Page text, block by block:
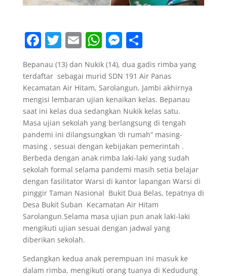
F
c
e
b
o
o
k
T
w
itt
er
E
m
ai
l
W
h
at
s
A
p
p
M
e
ss
e
n
g
er
S
h
ar
e
Bepanau (13) dan Nukik (14), dua gadis rimba yang
terdaftar sebagai murid SDN 191 Air Panas
Kecamatan Air Hitam, Sarolangun, Jambi akhirnya
mengisi lembaran ujian kenaikan kelas. Bepanau
saat ini kelas dua sedangkan Nukik kelas satu.
Masa ujian sekolah yang berlangsung di tengah
pandemi ini dilangsungkan ‘di rumah” masing-
masing , sesuai dengan kebijakan pemerintah .
Berbeda dengan anak rimba laki-laki yang sudah
sekolah formal selama pandemi masih setia belajar
dengan fasilitator Warsi di kantor lapangan Warsi di
pinggir Taman Nasional Bukit Dua Belas, tepatnya di
Desa Bukit Suban Kecamatan Air Hitam
Sarolangun.Selama masa ujian pun anak laki-laki
mengikuti ujian sesuai dengan jadwal yang
diberikan sekolah.
Sedangkan kedua anak perempuan ini masuk ke
dalam rimba, mengikuti orang tuanya di Kedudung